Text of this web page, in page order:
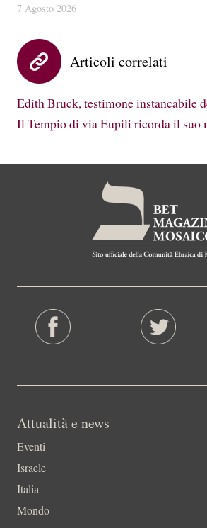
7 Agosto 2026
Articoli correlati
Edith Bruck, testimone instancabile
Il Tempio di via Eupili ricorda il suo
Attualità e news
Eventi
Israele
Italia
Mondo